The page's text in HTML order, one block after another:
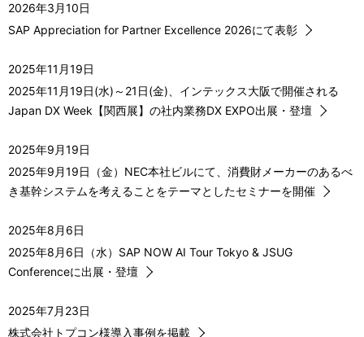
2026年3月10日
SAP Appreciation for Partner Excellence 2026にて表彰
2025年11月19日
2025年11月19日(水)～21日(金)、インテックス大阪で開催される
Japan DX Week【関西展】の社内業務DX EXPO出展・登壇
2025年9月19日
2025年9月19日（金）NEC本社ビルにて、消費財メーカーのあるべ
き基幹システムを考えることをテーマとしたセミナーを開催
2025年8月6日
2025年8月6日（水）SAP NOW AI Tour Tokyo & JSUG
Conferenceに出展・登壇
2025年7月23日
株式会社トプコン様導入事例を掲載